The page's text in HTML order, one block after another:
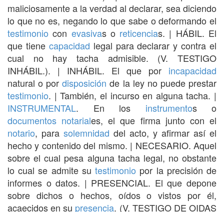
maliciosamente a la verdad al declarar, sea diciendo
lo que no es, negando lo que sabe o deformando el
testimonio con evasivas o reticencias. | HÁBIL. El
que tiene capacidad legal para declarar y contra el
cual no hay tacha admisible. (V. TESTIGO
INHÁBIL.). | INHÁBIL. El que por incapacidad
natural o pordisposición de la ley no puede prestar
testimonio. | También, el incurso en alguna tacha. |
INSTRUMENTAL. En los instrumentos o
documentos notariales, el que firma junto con el
notario, para solemnidad del acto, y afirmar así el
hecho y contenido del mismo. | NECESARIO. Aquel
sobre el cual pesa alguna tacha legal, no obstante
lo cual se admite sutestimonio por la precisión de
informes o datos. | PRESENCIAL. El que depone
sobre dichos o hechos, oídos o vistos por él,
acaecidos en su presencia. (V. TESTIGO DE OIDAS